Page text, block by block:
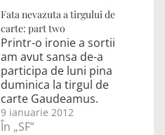
Fata nevazuta a tirgului de
carte: part two
Printr-o ironie a sortii
am avut sansa de-a
participa de luni pina
duminica la tirgul de
carte Gaudeamus.
Am fost destul de
nesigur ca voi fi
9 ianuarie 2012
În „SF”